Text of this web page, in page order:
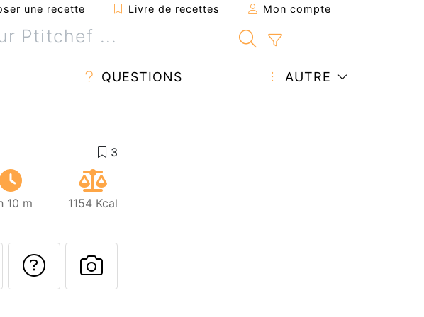
une recette Livre de recettes Mon compte
QUESTIONS AUTRE
10 m 1154 Kcal
cette recette à un ami
Imprimer cette page
Poser une question à l'auteur
Publier votre photo de cette